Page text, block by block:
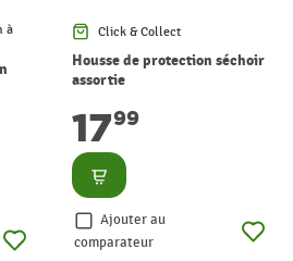
à
Click & Collect
Housse de protection séchoir
assortie
1799
Consulter
Ajouter au
comparateur